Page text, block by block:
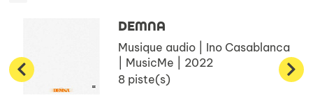
DEMNA
Musique audio | Ino Casablanca
| MusicMe | 2022
8 piste(s)